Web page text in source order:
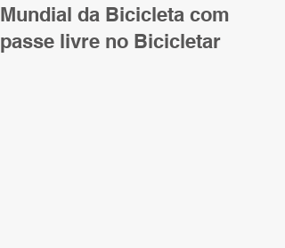
Mundial da Bicicleta com
passe livre no Bicicletar